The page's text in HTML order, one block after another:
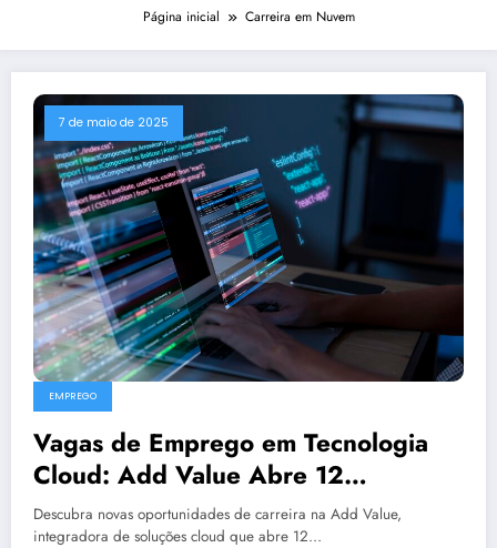
Página inicial Carreira em Nuvem
7 de maio de 2025
EMPREGO
Vagas de Emprego em Tecnologia
Cloud: Add Value Abre 12
Oportunidades em TI
Descubra novas oportunidades de carreira na Add Value,
integradora de soluções cloud que abre 12…